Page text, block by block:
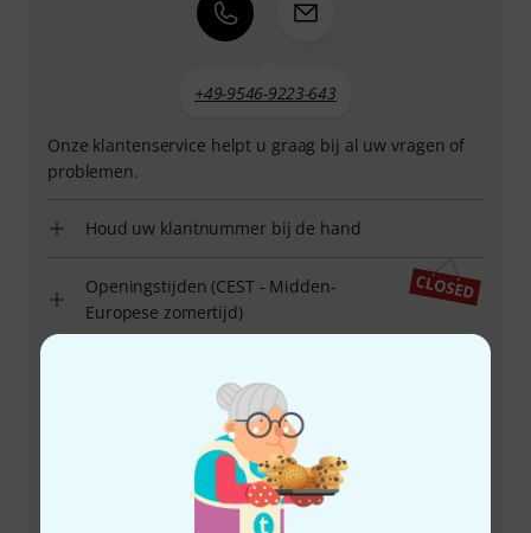
+49-9546-9223-643
Onze klantenservice helpt u graag bij al uw vragen of
problemen.
Houd uw klantnummer bij de hand
Openingstijden (CEST - Midden-
Europese zomertijd)
Meer manieren om contact met ons op te nemen
Product terugsturen